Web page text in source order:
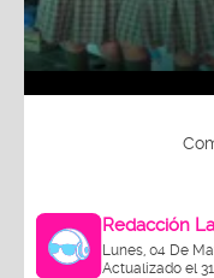
Redacción
Lunes, 04 De
Actualizado el